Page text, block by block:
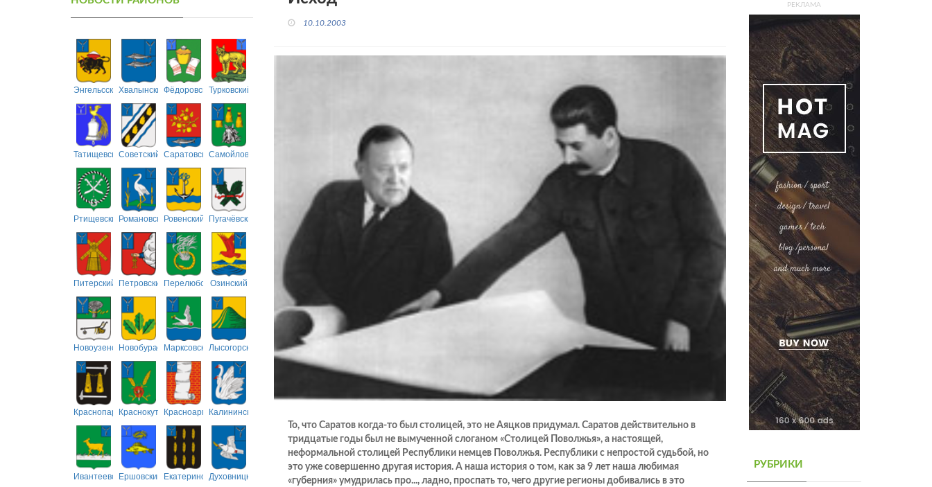
ЭнгельсскийХвалынскийФёдоровскийТурковский
ТатищевскийСоветский СаратовскийСамойловский
РтищевскийРомановскийРовенский Пугачёвский
Питерский ПетровскийПерелюбскийОзинский
НовоузенскийНовобурасскийМарксовскийЛысогорский
Краснопартизанский
КраснокутскийКрасноармейский
Калининский
ИвантеевскийЕршовский ЕкатериновскийДуховницкий
10.10.2003
То, что Саратов когда-то был столицей, это не Аяцков придумал. Саратов действительно в
тридцатые годы был не вымученной слоганом «Столицей Поволжья», а настоящей,
неформальной столицей Республики немцев Поволжья. Республики с непростой судьбой, но
это уже совершенно другая история. А наша история о том, как за 9 лет наша любимая
«губерния» умудрилась про..., ладно, проспать то, чего другие регионы добивались в это
РЕКЛАМА
РУБРИКИ